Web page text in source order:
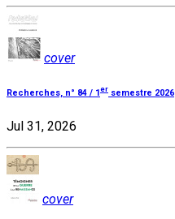
cover
Recherches, n° 84 / 1 er semestre 2026
Jul 31, 2026
cover